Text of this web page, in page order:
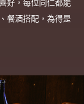
好，每位同仁都能
餐酒搭配，為得是